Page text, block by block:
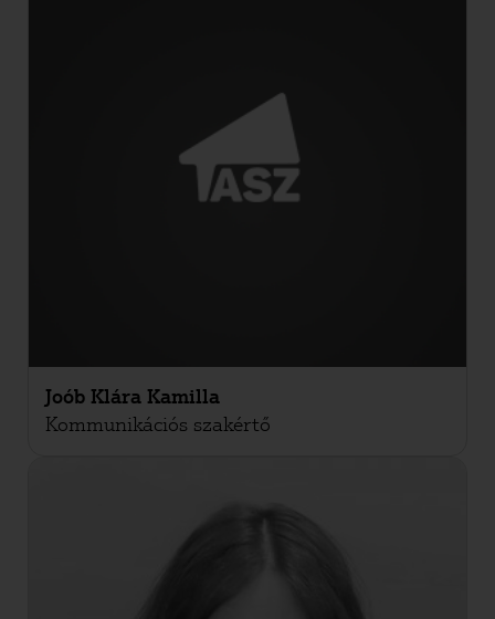
Joób Klára Kamilla
Kommunikációs szakértő